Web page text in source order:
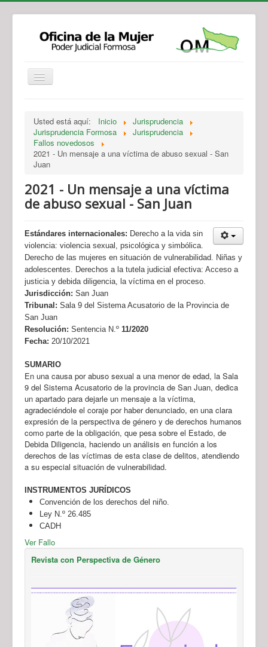
Legislación
Novedades
Recursos y Servicios de Atención
Usted está aquí: Inicio
Jurisprudencia
Jurisprudencia Formosa
Jurisprudencia
Fallos novedosos
2021 - Un mensaje a una víctima de abuso sexual - San
Juan
2021 - Un mensaje a una víctima
de abuso sexual - San Juan
Estándares internacionales: Derecho a la vida sin
violencia: violencia sexual, psicológica y simbólica.
Derecho de las mujeres en situación de vulnerabilidad. Niñas y
adolescentes. Derechos a la tutela judicial efectiva: Acceso a
justicia y debida diligencia, la víctima en el proceso.
Jurisdicción: San Juan
Tribunal: Sala 9 del Sistema Acusatorio de la Provincia de
San Juan
Resolución: Sentencia N.º 11/2020
Fecha: 20/10/2021
SUMARIO
En una causa por abuso sexual a una menor de edad, la Sala
9 del Sistema Acusatorio de la provincia de San Juan, dedica
un apartado para dejarle un mensaje a la víctima,
agradeciéndole el coraje por haber denunciado, en una clara
expresión de la perspectiva de género y de derechos humanos
como parte de la obligación, que pesa sobre el Estado, de
Debida Diligencia, haciendo un análisis en función a los
derechos de las víctimas de esta clase de delitos, atendiendo
a su especial situación de vulnerabilidad.
INSTRUMENTOS JURÍDICOS
Convención de los derechos del niño.
Ley N.º 26.485
CADH
Ver Fallo
Revista con Perspectiva de Género